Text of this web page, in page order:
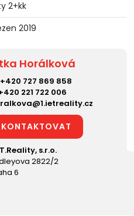
2+kk
2019
Horálková
+420 727 869 858
221 722 006
KONTAKTOVAT
s.r.o.
2822/2
6